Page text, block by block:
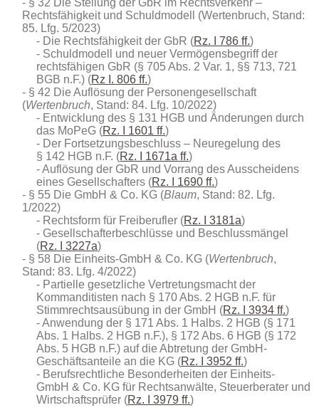
§ 32 Die Stellung der GbR im Rechtsverkehr –
Rechtsfähigkeit und Schuldmodell (Wertenbruch, Stand:
85. Lfg. 5/2023)
Die Rechtsfähigkeit der GbR (Rz. I 786 ff.)
Schuldmodell und neuer Vermögensbegriff der
rechtsfähigen GbR (§ 705 Abs. 2 Var. 1, §§ 713, 721
BGB n.F.) (Rz I. 806 ff.)
§ 42 Die Auflösung der Personengesellschaft
(Wertenbruch, Stand: 84. Lfg. 10/2022)
Entwicklung des § 131 HGB und Änderungen durch
das MoPeG (Rz. I 1601 ff.)
Der Fortsetzungsbeschluss – Neuregelung des
§ 142 HGB n.F. (Rz. I 1671a ff.)
Auflösung der GbR und Vorrang des Ausscheidens
eines Gesellschafters (Rz. I 1690 ff.)
§ 55 Die GmbH & Co. KG (Blaum, Stand: 82. Lfg.
1/2022)
Rechtsform für Freiberufler (Rz. I 3181a)
Gesellschafterbeschlüsse und Beschlussmängel
(Rz. I 3227a)
§ 58 Die Einheits-GmbH & Co. KG (Wertenbruch,
Stand: 83. Lfg. 4/2022)
Partielle gesetzliche Vertretungsmacht der
Kommanditisten nach § 170 Abs. 2 HGB n.F. für
Stimmrechtsausübung in der GmbH (Rz. I 3934 ff.)
Anwendung der § 171 Abs. 1 Halbs. 2 HGB (§ 171
Abs. 1 Halbs. 2 HGB n.F.), § 172 Abs. 6 HGB (§ 172
Abs. 5 HGB n.F.) auf die Abtretung der GmbH-
Geschäftsanteile an die KG (Rz. I 3952 ff.)
Berufsrechtliche Besonderheiten der Einheits-
GmbH & Co. KG für Rechtsanwälte, Steuerberater und
Wirtschaftsprüfer (Rz. I 3979 ff.)